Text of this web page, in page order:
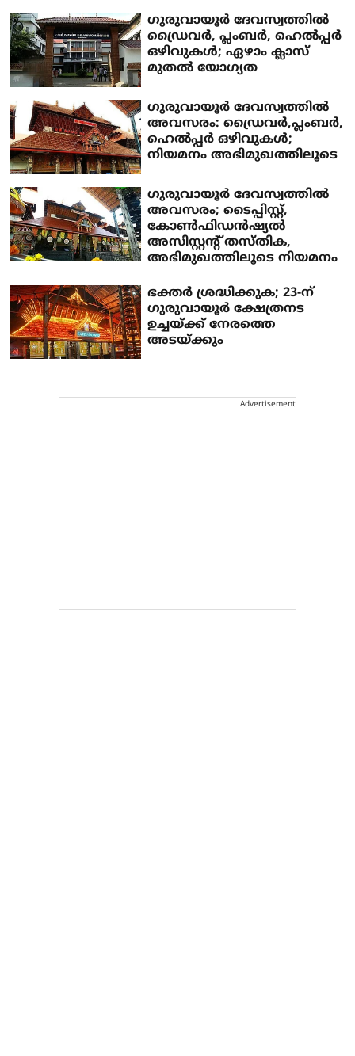
ഗുരുവായൂർ ദേവസ്വത്തിൽ
ഡ്രൈവർ, പ്ലംബർ, ഹെൽപ്പർ
ഒഴിവുകൾ; ഏഴാം ക്ലാസ്
മുതൽ യോഗ്യത
ഗുരുവായൂർ ദേവസ്വത്തിൽ
അവസരം: ഡ്രൈവർ,പ്ലംബർ,
ഹെൽപ്പർ ഒഴിവുകൾ;
നിയമനം അഭിമുഖത്തിലൂടെ
ഗുരുവായൂർ ദേവസ്വത്തിൽ
അവസരം; ടൈപ്പിസ്റ്റ്,
കോൺഫിഡൻഷ്യൽ
അസിസ്റ്റന്റ് തസ്തിക,
അഭിമുഖത്തിലൂടെ നിയമനം
ഭക്തർ ശ്രദ്ധിക്കുക; 23-ന്
ഗുരുവായൂർ ക്ഷേത്രനട
ഉച്ചയ്ക്ക് നേരത്തെ
അടയ്ക്കും
Advertisement